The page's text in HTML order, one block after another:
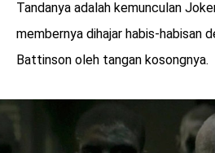
Tandanya adalah kemunculan
membernya dihajar habis-habisan
Battinson oleh tangan kosongnya.